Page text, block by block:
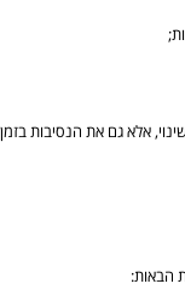
אלא גם את הנסיבות
הבאות: